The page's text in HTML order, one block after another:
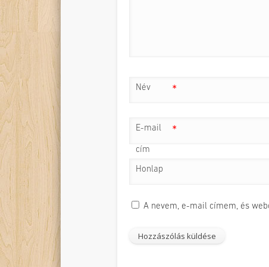
Név *
E-mail
cím
*
Honlap
A nevem, e-mail címem, és